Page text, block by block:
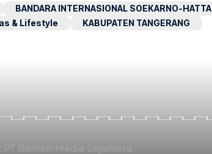
BANDARA INTERNASIONAL SOEKARNO-HATTA
& Lifestyle KABUPATEN TANGERANG
PT Banten Media Sejahtera